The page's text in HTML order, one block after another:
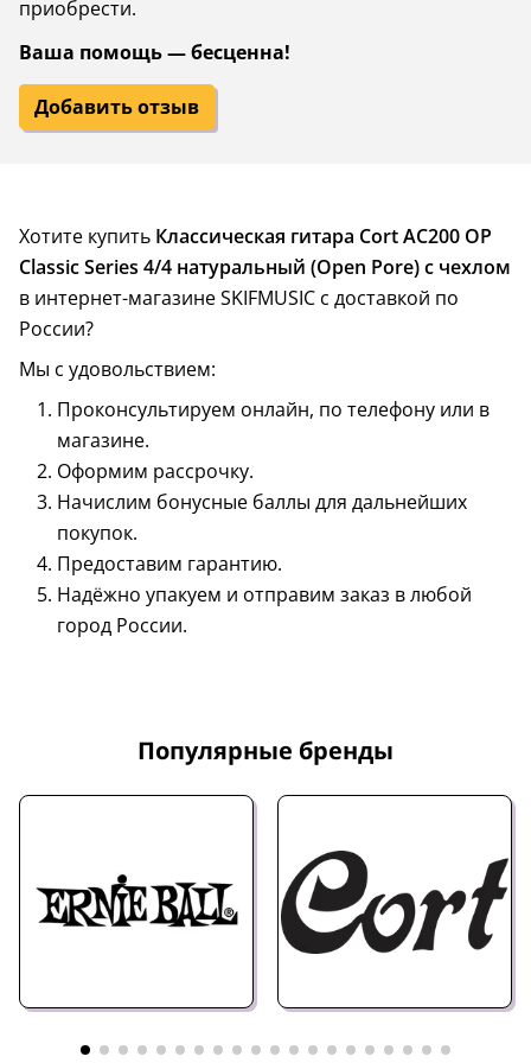
приобрести.
Ваша помощь — бесценна!
Добавить отзыв
Хотите купить Классическая гитара Cort AC200 OP
Classic Series 4/4 натуральный (Open Pore) с чехлом
в интернет-магазине SKIFMUSIC с доставкой по
России?
Мы с удовольствием:
Проконсультируем онлайн, по телефону или в
магазине.
Оформим рассрочку.
Начислим бонусные баллы для дальнейших
покупок.
Предоставим гарантию.
Надёжно упакуем и отправим заказ в любой
город России.
Популярные бренды